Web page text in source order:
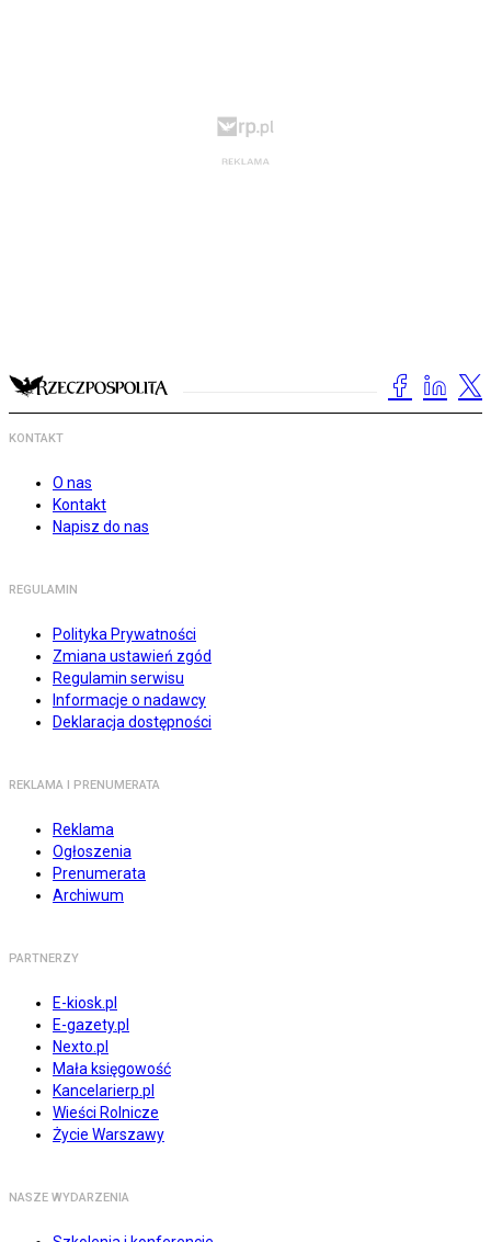
KONTAKT
O nas
Kontakt
Napisz do nas
REGULAMIN
Polityka Prywatności
Zmiana ustawień zgód
Regulamin serwisu
Informacje o nadawcy
Deklaracja dostępności
REKLAMA I PRENUMERATA
Reklama
Ogłoszenia
Prenumerata
Archiwum
PARTNERZY
E-kiosk.pl
E-gazety.pl
Nexto.pl
Mała księgowość
Kancelarierp.pl
Wieści Rolnicze
Życie Warszawy
NASZE WYDARZENIA